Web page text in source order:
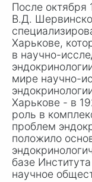
После октября
В.Д. Шерв
Харькове,
в научно-
мире научно-
Харькове - в
роль в
проблем
положило
базе
научное